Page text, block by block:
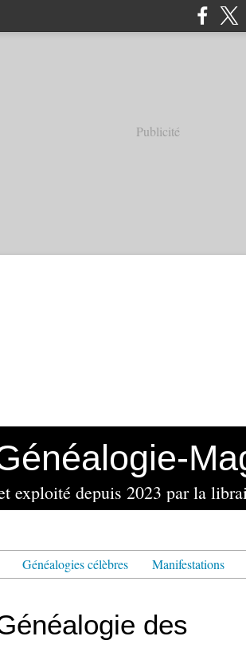
Publicité
Généalogies célèbres Manifestations
des